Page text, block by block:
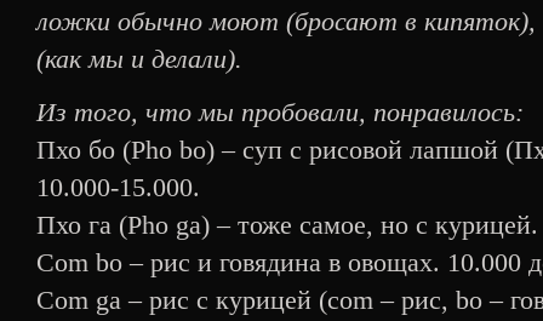
ложки обычно моют (бросают в
(как мы и делали).
Из того, что мы пробовали, понравилось:
Пхо бо (Pho bo) – суп с рисовой лапшой
10.000-15.000.
Пхо га (Pho ga) – тоже самое, но с курицей.
Com bo – рис и говядина в овощах. 10.000
Com ga – рис с курицей (com – рис, bo –